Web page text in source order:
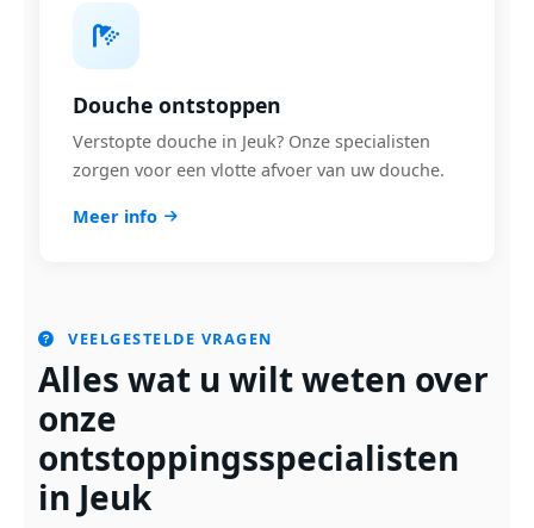
Douche ontstoppen
Verstopte douche in Jeuk? Onze specialisten
zorgen voor een vlotte afvoer van uw douche.
Meer info
VEELGESTELDE VRAGEN
Alles wat u wilt weten over
onze
ontstoppingsspecialisten
in Jeuk